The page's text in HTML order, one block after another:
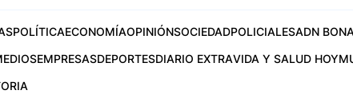
POLÍTICAECONOMÍAOPINIÓNSOCIEDADPOLICIALESADN
EMPRESASDEPORTESDIARIO EXTRAVIDA Y SALUD HOY